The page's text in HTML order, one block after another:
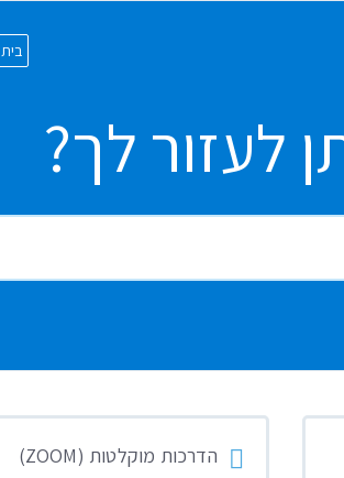
בית
לעזור לך?
הדרכות מוקלטות (ZOOM)